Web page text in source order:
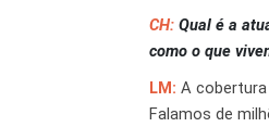
CH: Qual é a
como o que
LM: A cobertura
Falamos de